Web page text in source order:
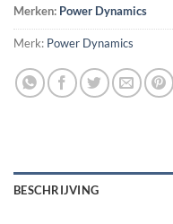
Merken: Power Dynamics
Merk: Power Dynamics
BESCHRIJVING